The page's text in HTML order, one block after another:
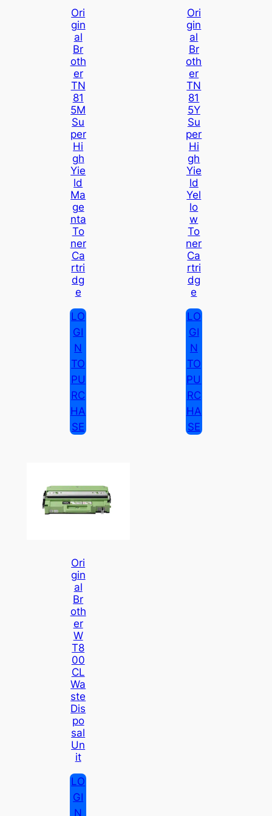
Ori
Gin
Al
Br
Oth
Er
TN
81
5M
Su
Per
Hi
Gh
Yie
Ld
Ma
Ge
Nta
To
Ner
Ca
Rtri
Dg
E
LO
GI
N
TO
PU
RC
HA
SE
Ori
Gin
Al
Br
Oth
Er
TN
81
5Y
Su
Per
Hi
Gh
Yie
Ld
Yel
Lo
W
To
Ner
Ca
Rtri
Dg
E
LO
GI
N
TO
PU
RC
HA
SE
Ori
Gin
Al
Br
Oth
Er
W
T8
00
CL
Wa
Ste
Dis
Po
Sal
Un
It
LO
GI
N